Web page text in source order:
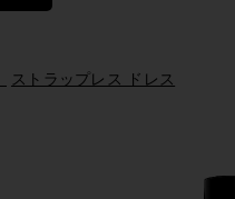
ストラップレス ドレス